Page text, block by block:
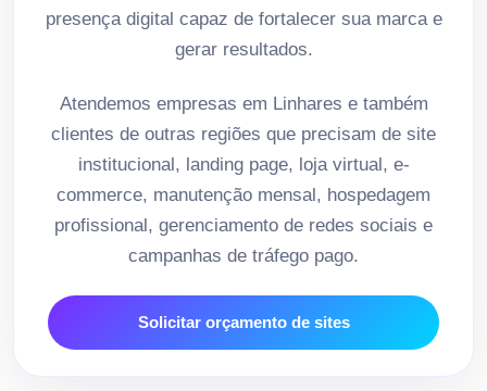
presença digital capaz de fortalecer sua marca e
gerar resultados.
Atendemos empresas em Linhares e também
clientes de outras regiões que precisam de site
institucional, landing page, loja virtual, e-
commerce, manutenção mensal, hospedagem
profissional, gerenciamento de redes sociais e
campanhas de tráfego pago.
Solicitar orçamento de sites